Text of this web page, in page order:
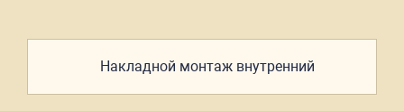
Накладной монтаж внутренний